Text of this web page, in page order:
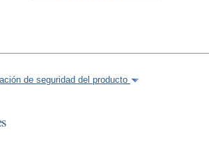
de seguridad del producto